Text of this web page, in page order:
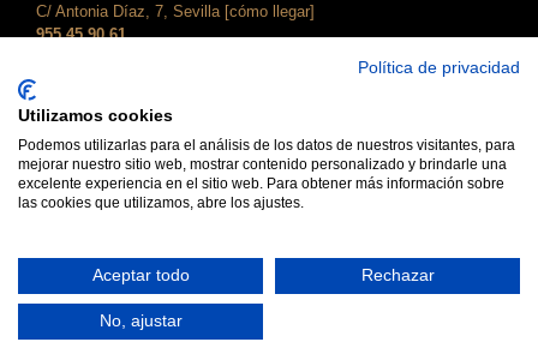
C/ Antonia Díaz, 7, Sevilla [cómo llegar]
955 45 90 61
C/ Adriano, 28, Sevilla [cómo llegar]
955 45 90 61
dental@clinicagolden.com
Política de privacidad
Utilizamos cookies
Podemos utilizarlas para el análisis de los datos de nuestros visitantes, para
mejorar nuestro sitio web, mostrar contenido personalizado y brindarle una
excelente experiencia en el sitio web. Para obtener más información sobre
las cookies que utilizamos, abre los ajustes.
Aceptar todo Rechazar
No, ajustar